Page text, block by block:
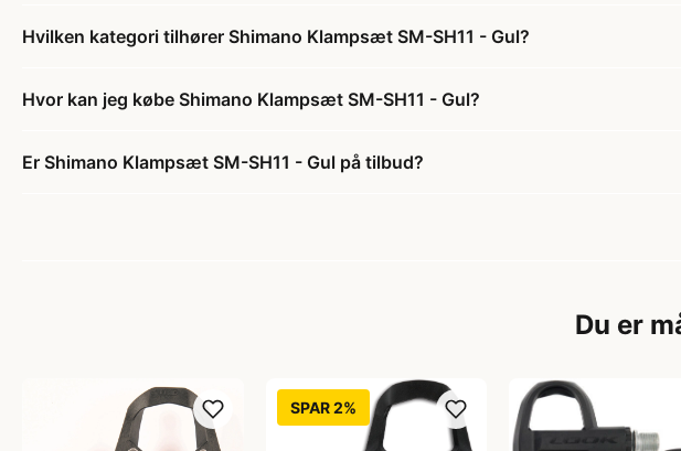
Hvilken kategori tilhører Shimano Klampsæt SM-SH11 - Gul?
Hvor kan jeg købe Shimano Klampsæt SM-SH11 - Gul?
Er Shimano Klampsæt SM-SH11 - Gul på tilbud?
Du er
SPAR 2%